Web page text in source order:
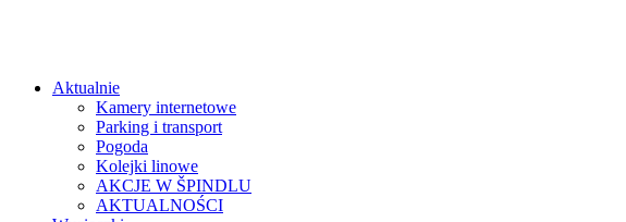
Aktualnie
Kamery internetowe
Parking i transport
Pogoda
Kolejki linowe
AKCJE W ŠPINDLU
AKTUALNOŚCI